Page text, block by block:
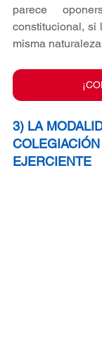
parece
constitucional, si
misma
3) LA
EJERCIENTE